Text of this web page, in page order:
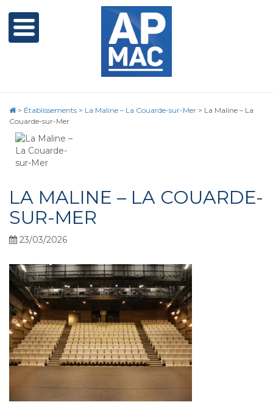
> Établissements > La Maline – La Couarde-sur-Mer > La Maline – La
Couarde-sur-Mer
LA MALINE – LA COUARDE-
SUR-MER
23/03/2026